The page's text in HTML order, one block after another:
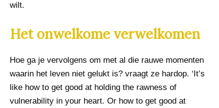
wilt.
Het onwelkome verwelkomen
Hoe ga je vervolgens om met al die rauwe momenten
waarin het leven niet gelukt is? vraagt ze hardop. ‘It’s
like how to get good at holding the rawness of
vulnerability in your heart. Or how to get good at